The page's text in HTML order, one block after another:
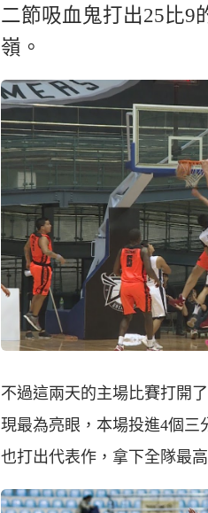
二節吸血鬼打出25比9
嶺。
不過這兩天的主場比賽打開
現最為亮眼，本場投進4個三
也打出代表作，拿下全隊最高